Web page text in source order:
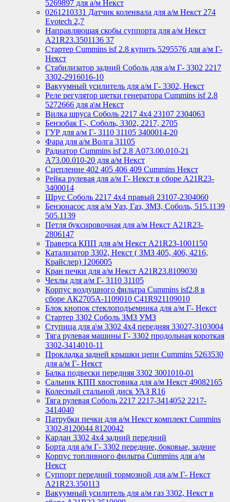
5269897 для а/м Некст
0261210331 Датчик коленвала для а/м Некст 274
Evotech 2,7
Направляющая скобы суппорта для а/м Некст
A21R23.3501136 37
Стартер Cummins isf 2.8 купить 5295576 для а/м Г-
Некст
Стабилизатор задний Соболь для а/м Г- 3302 2217
3302-2916016-10
Вакуумный усилитель для а/м Г- 3302, Некст
Реле регулятор щетки генератора Cummins isf 2.8
5272666 для а\м Некст
Вилка шруса Соболь 2217 4х4 23107 2304063
Бензобак Г-, Соболь, 3302, 2217, 2705
ГУР для а/м Г- 3110 31105 3400014-20
Фара для а/м Волга 31105
Радиатор Cummins isf 2.8 А073.00.010-21
А73.00.010-20 для а/м Некст
Сцепление 402 405 406 409 Cummins Некст
Рейка рулевая для а/м Г- Некст в сборе А21R23-
3400014
Шрус Соболь 2217 4х4 правый 23107-2304060
Бензонасос для а/м Уаз, Газ, ЗМЗ, Соболь, 515.1139
505.1139
Петля буксировочная для а/м Некст A21R23-
2806147
Траверса КПП для а/м Некст A21R23-1001150
Катализатор 3302, Некст ( ЗМЗ 405, 406, 4216,
Крайслер) 1206005
Кран печки для а/м Некст A21R23.8109030
Чехлы для а/м Г- 3110 31105
Корпус воздушного фильтра Cummins isf2.8 в
сборе АК2705А-1109010 С41R921109010
Блок кнопок стеклоподъемника для а/м Г- Некст
Стартер 3302 Соболь ЗМЗ УМЗ
Ступица для а\м 3302 4х4 передняя 33027-3103004
Тяга рулевая машины Г- 3302 продольная короткая
3302-3414010-11
Прокладка задней крышки цепи Cummins 5263530
для а/м Г- Некст
Балка подвески передняя 3302 3001010-01
Сальник КПП хвостовика для а/м Некст 49082165
Колесный стальной диск УАЗ R16
Тяга рулевая Соболь 2217 2217-3414052 2217-
3414040
Патрубки печки для а/м Некст комплект Cummins
3302-8120044 8120042
Кардан 3302 4х4 задний передний
Борта для а/м Г- 3302 передние, боковые, задние
Корпус топливного фильтра Cummins для а/м
Некст
Суппорт передний тормозной для а/м Г- Некст
А21R23.350113
Вакуумный усилитель для а/м газ 3302, Некст в